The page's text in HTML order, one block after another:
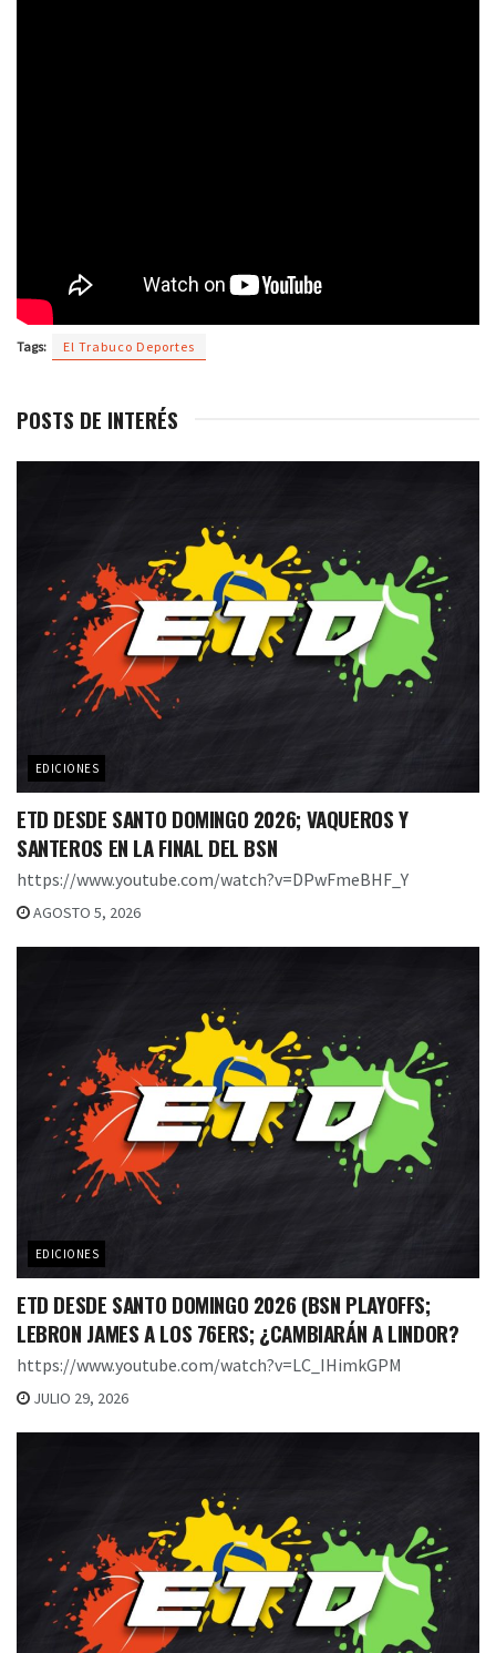
Tags: El Trabuco Deportes
POSTS DE INTERÉS
EDICIONES
ETD DESDE SANTO DOMINGO 2026; VAQUEROS Y
SANTEROS EN LA FINAL DEL BSN
https://www.youtube.com/watch?v=DPwFmeBHF_Y
AGOSTO 5, 2026
EDICIONES
ETD DESDE SANTO DOMINGO 2026 (BSN PLAYOFFS;
LEBRON JAMES A LOS 76ERS; ¿CAMBIARÁN A LINDOR?
https://www.youtube.com/watch?v=LC_IHimkGPM
JULIO 29, 2026